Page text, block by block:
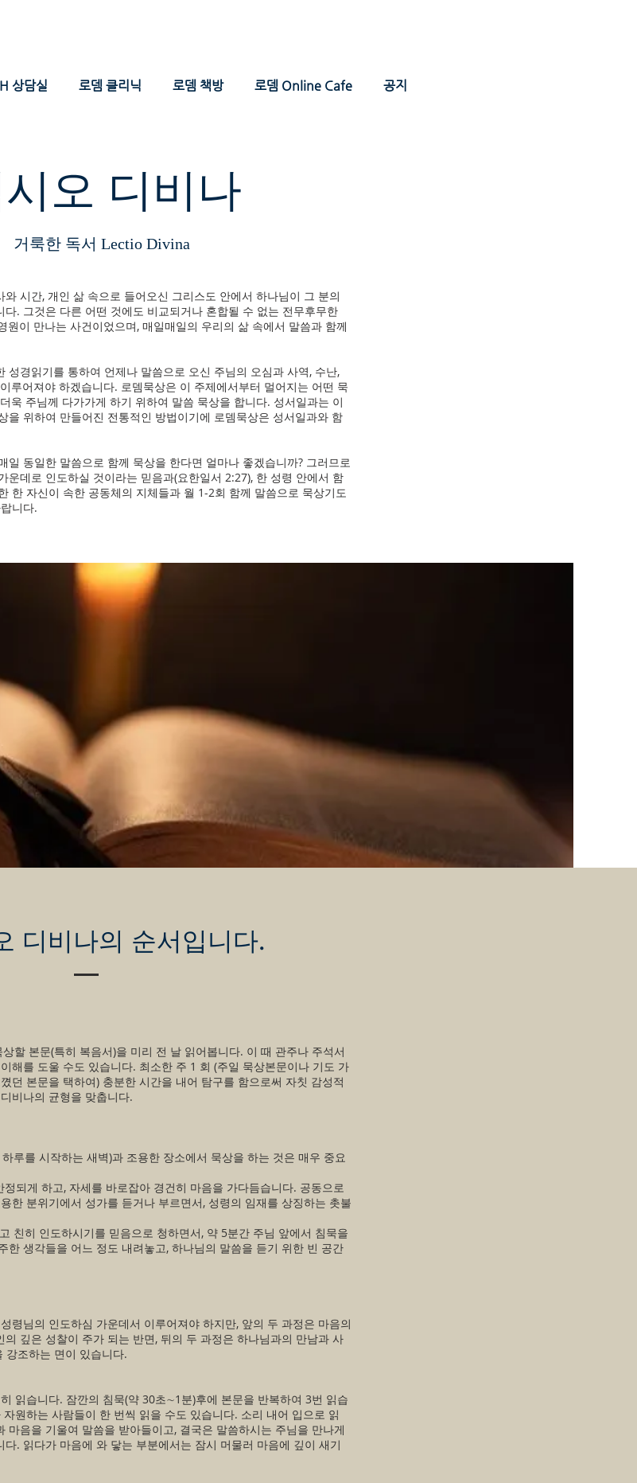
상담실 로뎀 클리닉 로뎀 책방 로뎀 Online Cafe 공지
오 디비나
​거룩한 독서 Lectio Divina
시간, 개인 삶 속으로 들어오신 그리스도 안에서 하나님이 그 분의
다. 그것은 다른 어떤 것에도 비교되거나 혼합될 수 없는 전무후무한
원이 만나는 사건이었으며, 매일매일의 우리의 삶 속에서 말씀과 함께
성경읽기를 통하여 언제나 말씀으로 오신 주님의 오심과 사역, 수난,
루어져야 하겠습니다. 로뎀묵상은 이 주제에서부터 멀어지는 어떤 묵
욱 주님께 다가가게 하기 위하여 말씀 묵상을 합니다. 성서일과는 이
을 위하여 만들어진 전통적인 방법이기에 로뎀묵상은 성서일과와 함
일 동일한 말씀으로 함께 묵상을 한다면 얼마나 좋겠습니까? 그러므로
운데로 인도하실 것이라는 믿음과(요한일서 2:27), 한 성령 안에서 함
한 자신이 속한 공동체의 지체들과 월 1-2회 함께 말씀으로 묵상기도
니다.
디비나의 순서입니다.
할 본문(특히 복음서)을 미리 전 날 읽어봅니다. 이 때 관주나 주석서
해를 도울 수도 있습니다. 최소한 주 1 회 (주일 묵상본문이나 기도 가
던 본문을 택하여) 충분한 시간을 내어 탐구를 함으로써 자칫 감성적
비나의 균형을 맞춥니다.
루를 시작하는 새벽)과 조용한 장소에서 묵상을 하는 것은 매우 중요
되게 하고, 자세를 바로잡아 경건히 마음을 가다듬습니다. 공동으로
한 분위기에서 성가를 듣거나 부르면서, 성령의 임재를 상징하는 촛불
친히 인도하시기를 믿음으로 청하면서, 약 5분간 주님 앞에서 침묵을
한 생각들을 어느 정도 내려놓고, 하나님의 말씀을 듣기 위한 빈 공간
령님의 인도하심 가운데서 이루어져야 하지만, 앞의 두 과정은 마음의
깊은 성찰이 주가 되는 반면, 뒤의 두 과정은 하나님과의 만남과 사
강조하는 면이 있습니다.
읽습니다. 잠깐의 침묵(약 30초∼1분)후에 본문을 반복하여 3번 읽습
원하는 사람들이 한 번씩 읽을 수도 있습니다. 소리 내어 입으로 읽
마음을 기울여 말씀을 받아들이고, 결국은 말씀하시는 주님을 만나게
. 읽다가 마음에 와 닿는 부분에서는 잠시 머물러 마음에 깊이 새기